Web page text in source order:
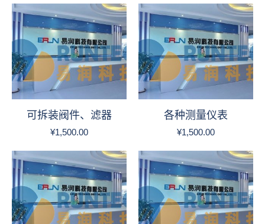
可拆装阀件、滤器
¥1,500.00
各种测量仪表
¥1,500.00